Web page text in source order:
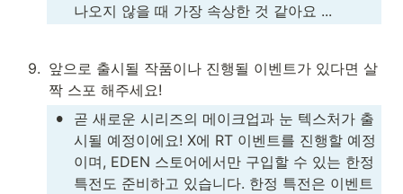
나오지 않을 때 가장 속상한 것 같아요 ...
9. 앞으로 출시될 작품이나 진행될 이벤트가 있다면 살
짝 스포 해주세요!
•
곧 새로운 시리즈의 메이크업과 눈 텍스처가 출
시될 예정이에요! X에 RT 이벤트를 진행할 예정
이며, EDEN 스토어에서만 구입할 수 있는 한정
특전도 준비하고 있습니다. 한정 특전은 이벤트